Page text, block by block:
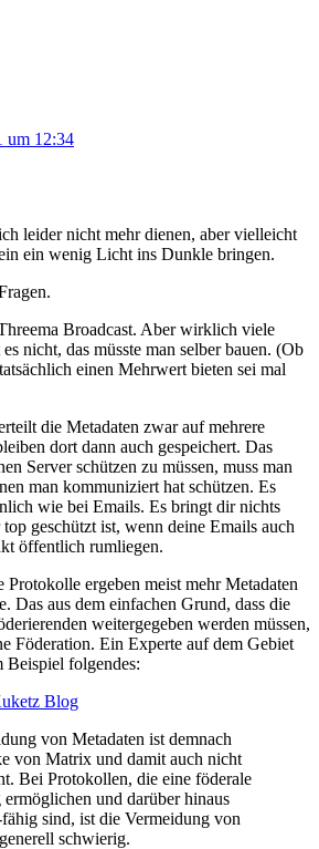
um 12:34
leider nicht mehr dienen, aber vielleicht
ein wenig Licht ins Dunkle bringen.
Broadcast. Aber wirklich viele
nicht, das müsste man selber bauen. (Ob
einen Mehrwert bieten sei mal
die Metadaten zwar auf mehrere
dort dann auch gespeichert. Das
Server schützen zu müssen, muss man
man kommuniziert hat schützen. Es
wie bei Emails. Es bringt dir nichts
geschützt ist, wenn deine Emails auch
öffentlich rumliegen.
Protokolle ergeben meist mehr Metadaten
Das aus dem einfachen Grund, dass die
weitergegeben werden müssen,
Föderation. Ein Experte auf dem Gebiet
Beispiel folgendes:
Blog
von Metadaten ist demnach
von Matrix und damit auch nicht
Bei Protokollen, die eine föderale
ermöglichen und darüber hinaus
sind, ist die Vermeidung von
schwierig.